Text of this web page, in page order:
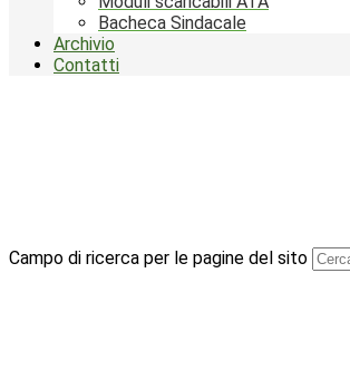
Bacheca Sindacale
Archivio
Contatti
Campo di ricerca per le pagine del sito